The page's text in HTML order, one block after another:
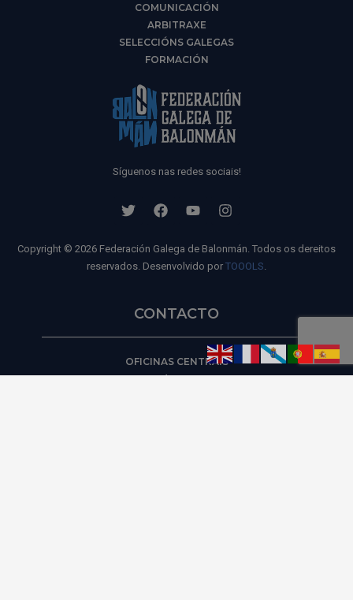
COMUNICACIÓN
ARBITRAXE
SELECCIÓNS GALEGAS
FORMACIÓN
Síguenos nas redes sociais!
Copyright © 2026 Federación Galega de Balonmán. Todos os dereitos
reservados. Desenvolvido por TOOOLS
CONTACTO
OFICINAS CENTRAIS
Casa do Deporte